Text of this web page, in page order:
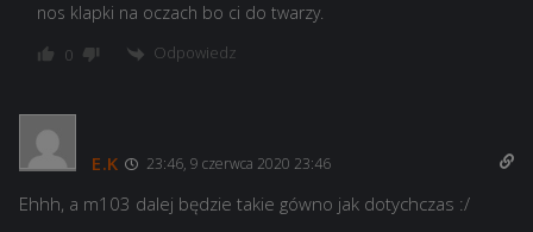
nos klapki na oczach bo ci do twarzy.
0 Odpowiedz
E.K 23:46, 9 czerwca 2020 23:46
Ehhh, a m103 dalej będzie takie gówno jak dotychczas :/